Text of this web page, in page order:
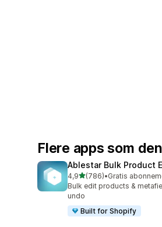
Flere apps som
Ablestar Bulk Product
4,9ud af 5 stjerner
(786)
786 anmeldelser i alt
•Gratis
Bulk edit products &
undo
Built for Shopify